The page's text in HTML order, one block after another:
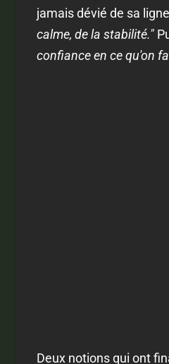
jamais dévié de sa
calme, de la stabilité."
confiance en ce qu'on
Deux notions qui ont